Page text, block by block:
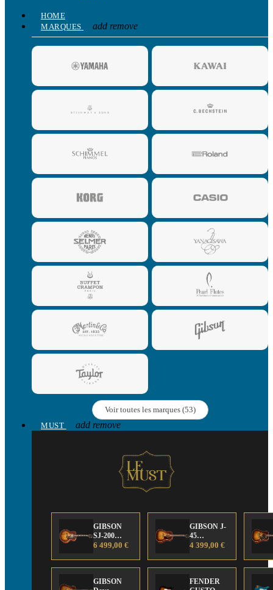
HOME
MARQUES
add remove
Voir toutes les marques (53)
MUST
add remove
GIBSON
SJ-200
Anniversary
Edition
6 499,00 €
GIBSON J-
45
Anniversary
Edition
4 399,00 €
GIBSON
FENDER